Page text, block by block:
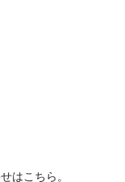
はこちら。